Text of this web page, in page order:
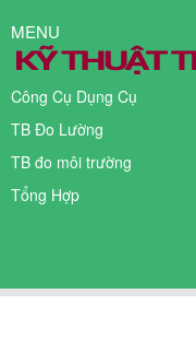
MENU
Công Cụ Dụng Cụ
TB Đo Lường
TB đo môi trường
Tổng Hợp